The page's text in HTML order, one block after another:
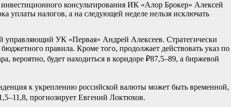
инвестиционного консультирования ИК «Алор Брокер» Алексей
уплаты налогов, а на следующей неделе нельзя исключать
управляющий УК «Первая» Андрей Алексеев. Стратегически
правила. Кроме того, продолжает действовать указ по
вероятно, будет находиться в коридоре ₽87,5–89, а биржевой
к укреплению российской валюты может быть временной,
прогнозирует Евгений Локтюхов.